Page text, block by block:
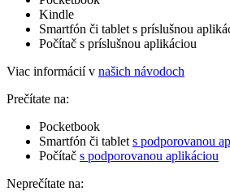
Kindle
Smartfón či tablet s príslušnou
Počítač s príslušnou aplikáciou
Viac informácií v našich návodoch
Prečítate na:
Pocketbook
Smartfón či tablet s podporovanou
Počítač s podporovanou aplikáciou
Neprečítate na: